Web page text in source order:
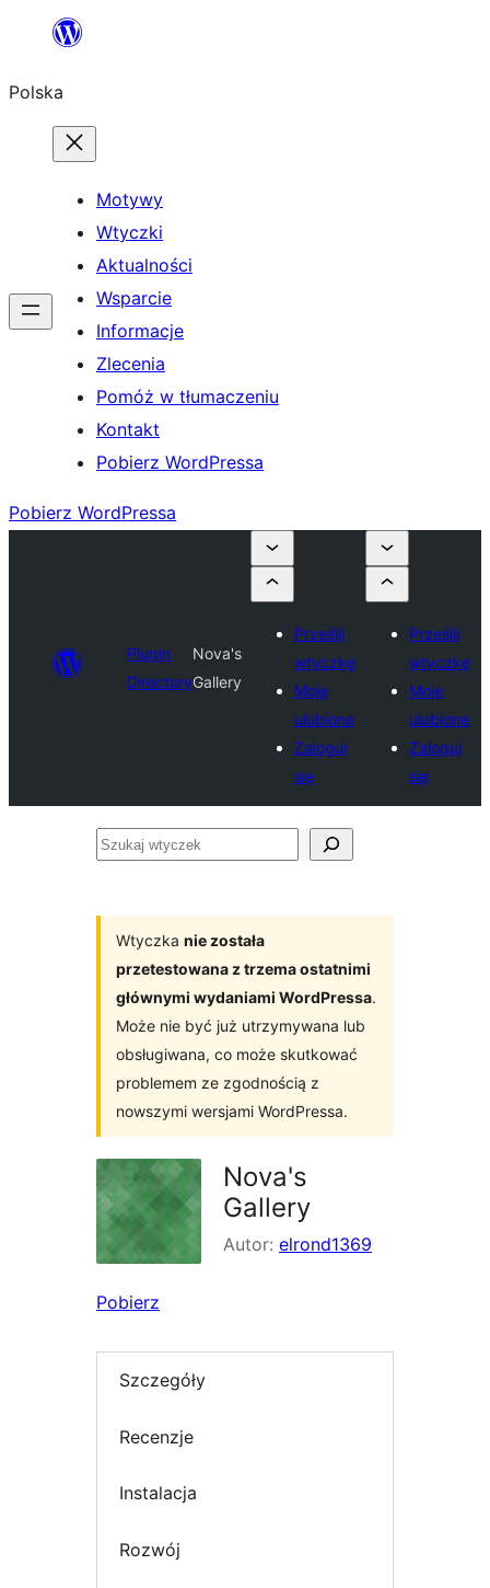
Przejdź
treści
Polska
Motywy
Wtyczki
Aktualności
Wsparcie
Informacje
Zlecenia
Pomóż w tłumaczeniu
Kontakt
Pobierz WordPressa
Pobierz WordPressa
Plugin
Directory
Nova's
Gallery
Prześlij
wtyczkę
Moje
ulubione
Zaloguj
się
Prześlij
wtyczkę
Moje
ulubione
Zaloguj
się
Szukaj
Wtyczka nie została
przetestowana z trzema ostatnimi
głównymi wydaniami WordPressa.
Może nie być już utrzymywana lub
obsługiwana, co może skutkować
problemem ze zgodnością z
nowszymi wersjami WordPressa.
Nova's
Gallery
Autor: elrond1369
Pobierz
Szczegóły
Recenzje
Instalacja
Rozwój